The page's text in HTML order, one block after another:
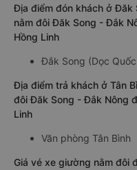
Địa điểm đón khách ở Đăk
nằm đôi Đăk Song - Đắk
Hồng Linh
Đắk Song (Dọc
Địa điểm trả khách ở Tân
đôi Đăk Song - Đắk Nông
Linh
Văn phòng Tân Bình
Giá vé xe giường nằm đôi